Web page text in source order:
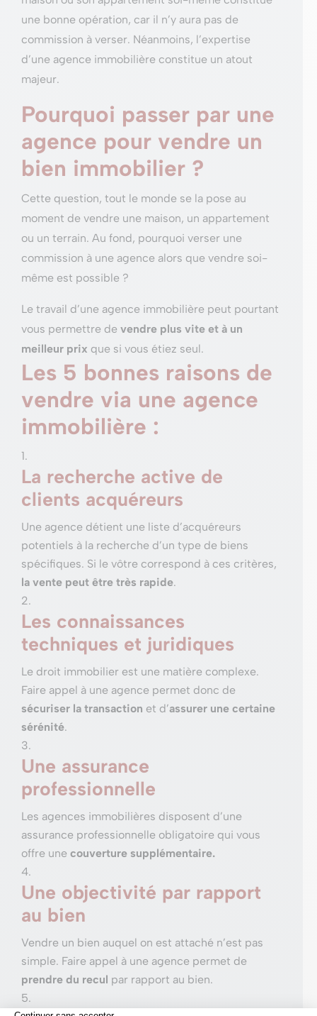
une bonne opération, car il n’y aura pas de
commission à verser. Néanmoins, l’expertise
d’une agence immobilière constitue un atout
majeur.
Pourquoi passer par une
agence pour vendre un
bien immobilier ?
Cette question, tout le monde se la pose au
moment de vendre une maison, un appartement
ou un terrain. Au fond, pourquoi verser une
commission à une agence alors que vendre soi-
même est possible ?
Le travail d’une agence immobilière peut pourtant
vous permettre de vendre plus vite et à un
meilleur prix que si vous étiez seul.
Les 5 bonnes raisons de
vendre via une agence
immobilière :
La recherche active de
clients acquéreurs
Une agence détient une liste d’acquéreurs
potentiels à la recherche d’un type de biens
spécifiques. Si le vôtre correspond à ces critères,
la vente peut être très rapide.
Les connaissances
techniques et juridiques
Le droit immobilier est une matière complexe.
Faire appel à une agence permet donc de
sécuriser la transaction et d’assurer une certaine
sérénité.
Une assurance
professionnelle
Les agences immobilières disposent d’une
assurance professionnelle obligatoire qui vous
offre une couverture supplémentaire.
Une objectivité par rapport
au bien
Vendre un bien auquel on est attaché n’est pas
simple. Faire appel à une agence permet de
prendre du recul par rapport au bien.